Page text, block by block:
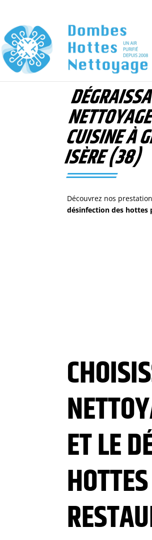
CUISINE À
ISÈRE (38)
Découvrez nos
désinfection des hottes
ET LE